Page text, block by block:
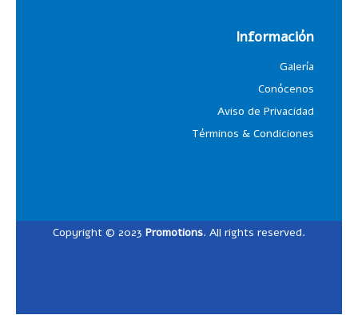
Información
Galería
Conócenos
Aviso de Privacidad
Términos & Condiciones
Copyright © 2023 Promotions. All rights reserved.